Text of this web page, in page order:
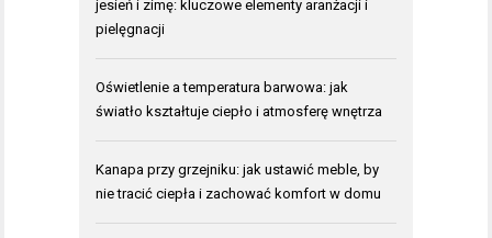
jesień i zimę: kluczowe elementy aranżacji i
pielęgnacji
Oświetlenie a temperatura barwowa: jak
światło kształtuje ciepło i atmosferę wnętrza
Kanapa przy grzejniku: jak ustawić meble, by
nie tracić ciepła i zachować komfort w domu